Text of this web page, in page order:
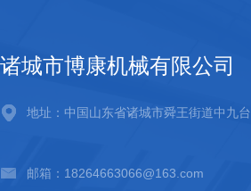
诸城市博康机械有限公司
地址：中国山东省诸城市舜王街道中九台
邮箱：18264663066@163.com